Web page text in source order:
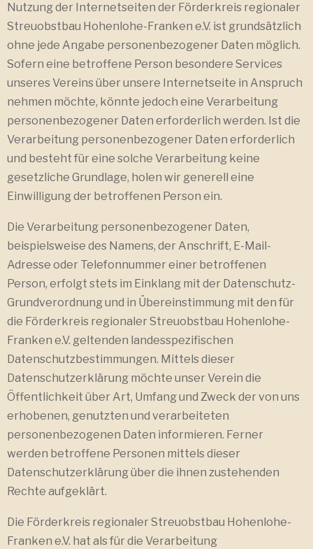
Nutzung der Internetseiten der Förderkreis regionaler
Streuobstbau Hohenlohe-Franken e.V. ist grundsätzlich
ohne jede Angabe personenbezogener Daten möglich.
Sofern eine betroffene Person besondere Services
unseres Vereins über unsere Internetseite in Anspruch
nehmen möchte, könnte jedoch eine Verarbeitung
personenbezogener Daten erforderlich werden. Ist die
Verarbeitung personenbezogener Daten erforderlich
und besteht für eine solche Verarbeitung keine
gesetzliche Grundlage, holen wir generell eine
Einwilligung der betroffenen Person ein.
Die Verarbeitung personenbezogener Daten,
beispielsweise des Namens, der Anschrift, E-Mail-
Adresse oder Telefonnummer einer betroffenen
Person, erfolgt stets im Einklang mit der Datenschutz-
Grundverordnung und in Übereinstimmung mit den für
die Förderkreis regionaler Streuobstbau Hohenlohe-
Franken e.V. geltenden landesspezifischen
Datenschutzbestimmungen. Mittels dieser
Datenschutzerklärung möchte unser Verein die
Öffentlichkeit über Art, Umfang und Zweck der von uns
erhobenen, genutzten und verarbeiteten
personenbezogenen Daten informieren. Ferner
werden betroffene Personen mittels dieser
Datenschutzerklärung über die ihnen zustehenden
Rechte aufgeklärt.
Die Förderkreis regionaler Streuobstbau Hohenlohe-
Franken e.V. hat als für die Verarbeitung